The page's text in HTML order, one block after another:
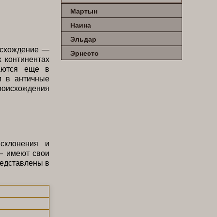
—
еще в
в античные
и
имеют свои
в
Мартын
Наина
Эльдар
Эрнесто